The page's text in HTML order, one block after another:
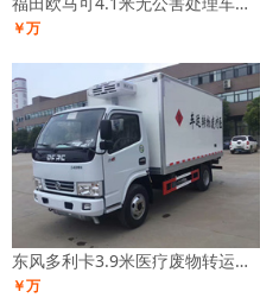
￥万
东风多利卡3.9米医疗废物转运车报价
￥万